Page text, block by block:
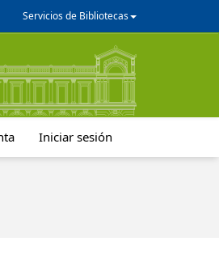
Servicios de Bibliotecas
Iniciar sesión